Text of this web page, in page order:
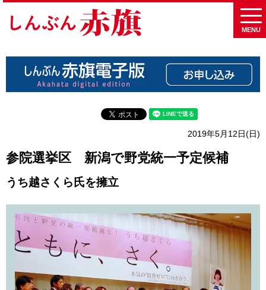
MENU
2019年5月12日(日)
参院選挙区 新潟で野党統一予定候補
うち越さくら氏を擁立